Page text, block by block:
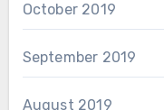
October 2019
September 2019
August 2019